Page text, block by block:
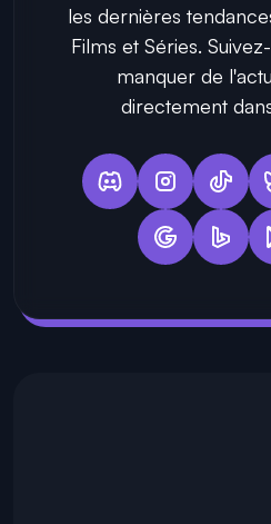
les dernières
Films et Séries.
manquer de
directement